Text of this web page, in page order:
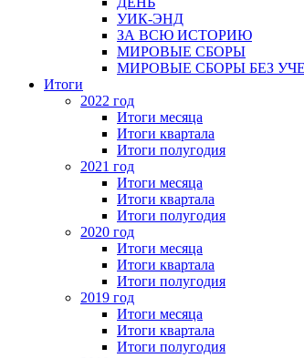
УИК-ЭНД
ЗА ВСЮ ИСТОРИЮ
МИРОВЫЕ СБОРЫ
МИРОВЫЕ СБОРЫ БЕЗ
Итоги
2022 год
Итоги месяца
Итоги квартала
Итоги полугодия
2021 год
Итоги месяца
Итоги квартала
Итоги полугодия
2020 год
Итоги месяца
Итоги квартала
Итоги полугодия
2019 год
Итоги месяца
Итоги квартала
Итоги полугодия